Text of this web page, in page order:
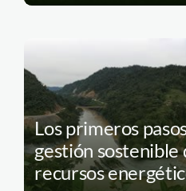
Los primeros
gestión sostenible
recursos